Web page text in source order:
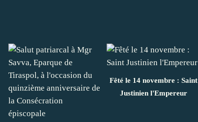
Fêté le 14 novembre : Saint
Justinien l'Empereur